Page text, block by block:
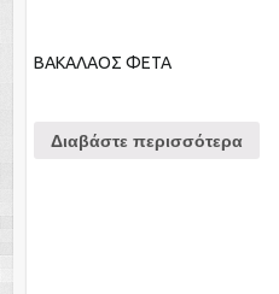
ΒΑΚΑΛΑΟΣ ΦΕΤΑ
Διαβάστε περισσότερα